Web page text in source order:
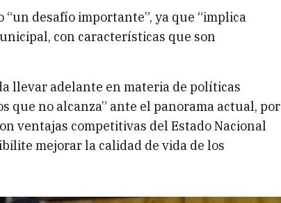
desafío importante”, ya que “implica
con características que son
llevar adelante en materia de políticas
que no alcanza” ante el panorama actual, por
ventajas competitivas del Estado Nacional
mejorar la calidad de vida de los